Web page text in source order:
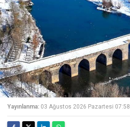
Yayınlanma: 03 Ağustos 2026 Pazartesi 07:58